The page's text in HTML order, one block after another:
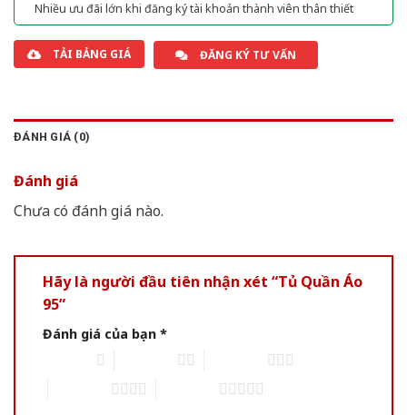
Nhiều ưu đãi lớn khi đăng ký tài khoản thành viên thân thiết
TẢI BẢNG GIÁ ĐĂNG KÝ TƯ VẤN
ĐÁNH GIÁ (0)
Đánh giá
Chưa có đánh giá nào.
Hãy là người đầu tiên nhận xét “Tủ Quần Áo
95”
Đánh giá của bạn *